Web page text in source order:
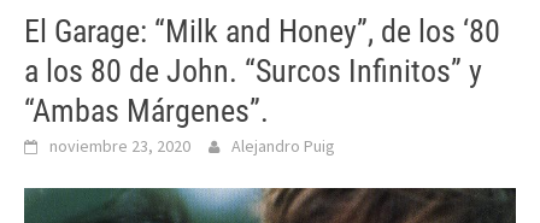
El Garage: “Milk and Honey”, de los ‘80
a los 80 de John. “Surcos Infinitos” y
“Ambas Márgenes”.
noviembre 23, 2020 Alejandro Puig